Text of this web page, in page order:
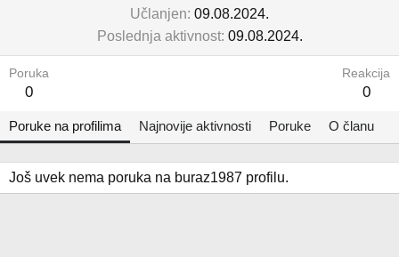
Učlanjen 09.08.2024.
Poslednja aktivnost 09.08.2024.
Poruka
0
Reakcija
0
Poruke na profilima Najnovije aktivnosti Poruke O članu
Još uvek nema poruka na buraz1987 profilu.